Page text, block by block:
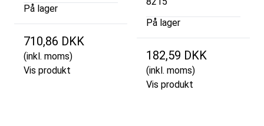
På lager
710,86 DKK
(inkl. moms)
Vis produkt
På lager
182,59 DKK
(inkl. moms)
Vis produkt